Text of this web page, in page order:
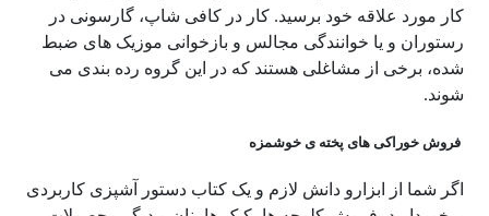
کار مورد علاقه خود برسید. کار در کافی شاپ، گارسونی در
رستوران و یا خوانندگی مجالس و بازخوانی موزیک های ضبط
شده، برخی از مشاغلی هستند که در این گروه رده بندی می
شوند.
فروش خوراکی های پخته ی خوشمزه
اگر شما از ابزارو دانش لازم و یک کتاب دستور آشپزی کاربردی